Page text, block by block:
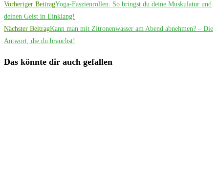
Vorheriger BeitragYoga-Faszienrollen: So bringst du deine Muskulatur und
deinen Geist in Einklang!
Nächster BeitragKann man mit Zitronenwasser am Abend abnehmen? – Die
Antwort, die du brauchst!
Das könnte dir auch gefallen